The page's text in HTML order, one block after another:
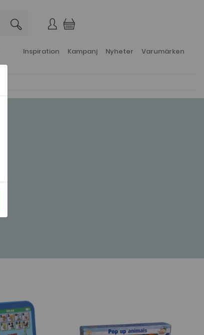
Inspiration Kampanj Nyheter Varumärken